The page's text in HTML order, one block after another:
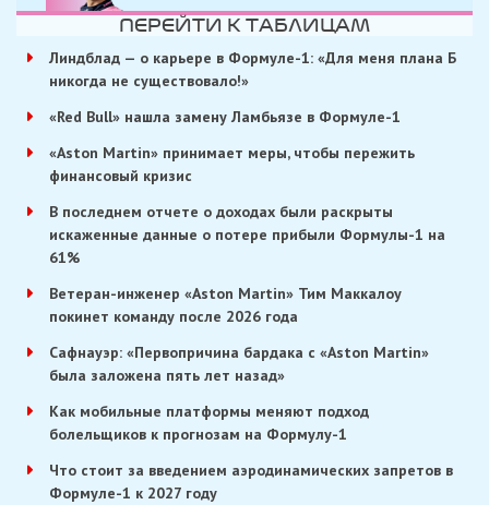
ПЕРЕЙТИ К ТАБЛИЦАМ
Линдблад — о карьере в Формуле-1: «Для меня плана Б
никогда не существовало!»
«Red Bull» нашла замену Ламбьязе в Формуле-1
«Aston Martin» принимает меры, чтобы пережить
финансовый кризис
В последнем отчете о доходах были раскрыты
искаженные данные о потере прибыли Формулы-1 на
61%
Ветеран-инженер «Aston Martin» Тим Маккалоу
покинет команду после 2026 года
Сафнауэр: «Первопричина бардака с «Aston Martin»
была заложена пять лет назад»
Как мобильные платформы меняют подход
болельщиков к прогнозам на Формулу-1
Что стоит за введением аэродинамических запретов в
Формуле-1 к 2027 году